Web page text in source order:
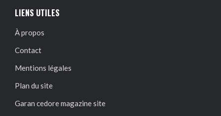
LIENS UTILES
À propos
Contact
Mentions légales
Plan du site
Garan cedore magazine site